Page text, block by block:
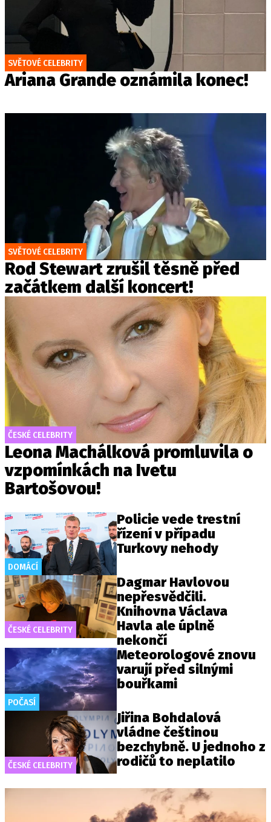
SVĚTOVÉ CELEBRITY
Ariana Grande oznámila konec!
SVĚTOVÉ CELEBRITY
Rod Stewart zrušil těsně před
začátkem další koncert!
ČESKÉ CELEBRITY
Leona Machálková promluvila o
vzpomínkách na Ivetu
Bartošovou!
DOMÁCÍ
Policie vede trestní
řízení v případu
Turkovy nehody
ČESKÉ CELEBRITY
Dagmar Havlovou
nepřesvědčili.
Knihovna Václava
Havla ale úplně
nekončí
POČASÍ
Meteorologové znovu
varují před silnými
bouřkami
ČESKÉ CELEBRITY
Jiřina Bohdalová
vládne češtinou
bezchybně. U jednoho z
rodičů to neplatilo